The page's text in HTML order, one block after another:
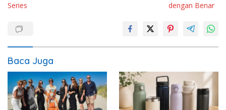
Series
dengan Benar
Baca Juga